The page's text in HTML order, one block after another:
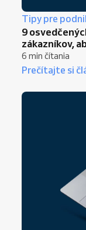
Tipy pre
9
zákazníkov,
6 min čítania
Prečítajte si